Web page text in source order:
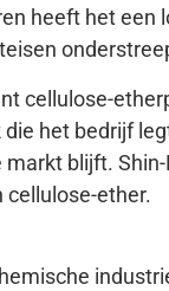
heeft het een
cellulose-
het bedrijf
blijft.
ether.